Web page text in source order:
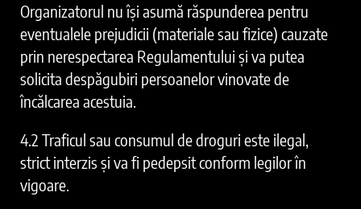
Organizatorul nu îşi asumă răspunderea pentru
eventualele prejudicii (materiale sau fizice) cauzate
prin nerespectarea Regulamentului şi va putea
solicita despăgubiri persoanelor vinovate de
încălcarea acestuia.
4.2 Traficul sau consumul de droguri este ilegal,
strict interzis şi va fi pedepsit conform legilor în
vigoare.